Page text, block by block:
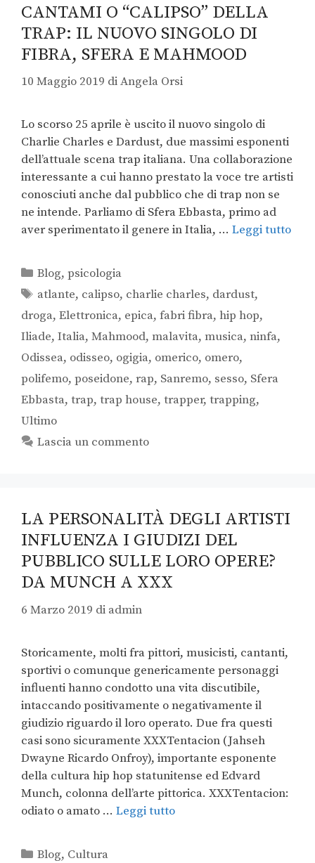
CANTAMI O “CALIPSO” DELLA
TRAP: IL NUOVO SINGOLO DI
FIBRA, SFERA E MAHMOOD
10 Maggio 2019 diAngela Orsi
Lo scorso 25 aprile è uscito il nuovo singolo di
Charlie Charles e Dardust, due massimi esponenti
dell’attuale scena trap italiana. Una collaborazione
interessante a cui hanno prestato la voce tre artisti
conosciuti anche dal pubblico che di trap non se
ne intende. Parliamo di Sfera Ebbasta, primo ad
aver sperimentato il genere in Italia, … Leggi tutto
Blog,psicologia
atlante, calipso, charlie charles, dardust,
droga, Elettronica, epica, fabri fibra, hip hop,
Iliade, Italia, Mahmood, malavita, musica, ninfa,
Odissea, odisseo, ogigia, omerico, omero,
polifemo, poseidone, rap, Sanremo, sesso, Sfera
Ebbasta, trap, trap house, trapper, trapping,
Ultimo
Lascia un commento
LA PERSONALITÀ DEGLI ARTISTI
INFLUENZA I GIUDIZI DEL
PUBBLICO SULLE LORO OPERE?
DA MUNCH A XXX
6 Marzo 2019 di admin
Storicamente, molti fra pittori, musicisti, cantanti,
sportivi o comunque genericamente personaggi
influenti hanno condotto una vita discutibile,
intaccando positivamente o negativamente il
giudizio riguardo il loro operato. Due fra questi
casi sono sicuramente XXXTentacion (Jahseh
Dwayne Ricardo Onfroy), importante esponente
della cultura hip hop statunitense ed Edvard
Munch, colonna dell’arte pittorica. XXXTentacion:
odiato o amato … Leggi tutto
Blog, Cultura